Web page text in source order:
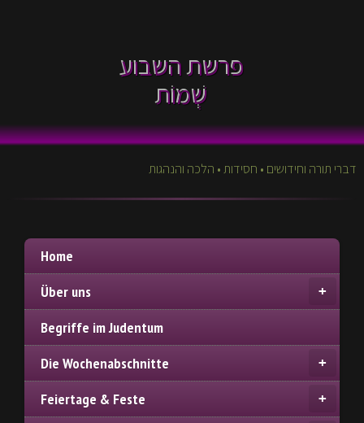
פרשת השבוע
שְׁמוֹת
דברי תורה וחידושים • חסידות • הלכה והנהגות
Home
Über uns
Begriffe im Judentum
Die Wochenabschnitte
Feiertage & Feste